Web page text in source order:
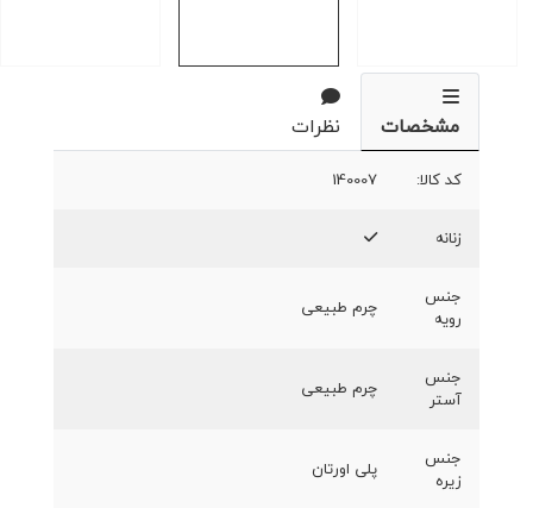
مشخصات نظرات
کد کالا: 140007
زنانه
جنس
رویه
چرم طبیعی
جنس
آستر
چرم طبیعی
جنس
زیره
پلی اورتان